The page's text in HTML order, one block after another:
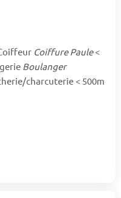
Coiffure Paule<
Boulanger
charcuterie < 500m